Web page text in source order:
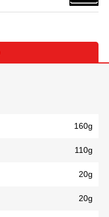
160g
110g
20g
20g